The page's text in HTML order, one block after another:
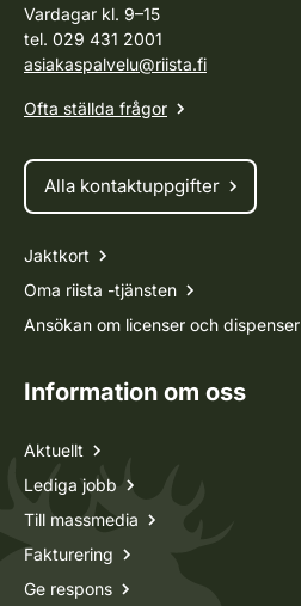
Vardagar kl. 9–15
tel. 029 431 2001
asiakaspalvelu@riista.fi
Ofta ställda frågor
Alla kontaktuppgifter
Jaktkort
Oma riista -tjänsten
Ansökan om licenser och dispenser
Information om oss
Aktuellt
Lediga jobb
Till massmedia
Fakturering
Ge respons